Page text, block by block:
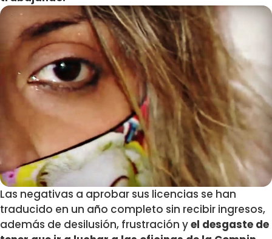
Las negativas a aprobar sus licencias se han
traducido en un año completo sin recibir ingresos,
además de desilusión, frustración yel desgaste de